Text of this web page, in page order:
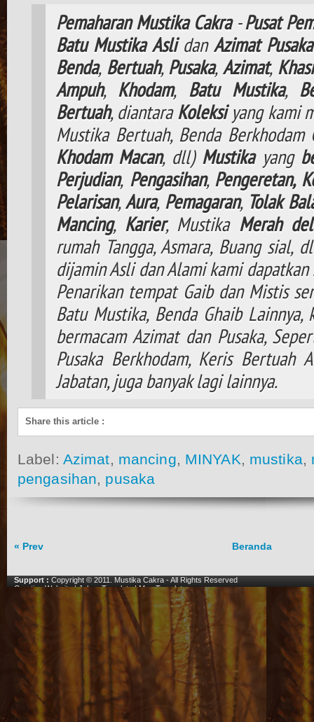
Pemaharan Mustika Cakra-Pusat
Batu Mustika AslidanAzimat Pusaka
Benda, Bertuah,Pusaka,Azimat,
Ampuh, Khodam, Batu Mustika,
Bertuah, diantaraKoleksiyang kami
Mustika Bertuah, Benda
Khodam Macan, dll) Mustikayang
Perjudian, Pengasihan, Pengeretan,
Pelarisan,Aura, Pemagaran, Tolak
Mancing, Karier, Mustika Merah
rumah Tangga, Asmara, Buang sial,
dijamin Asli dan Alami kami
Penarikan tempat Gaib dan Mistis
Batu Mustika, Benda Ghaib
bermacam Azimat dan Pusaka,
Pusaka Berkhodam, Keris Bertuah
Jabatan, juga banyak lagi lainnya.
Share this article :
Label: Azimat, mancing, MINYAK, mustika,
pengasihan, pusaka
« Prev Beranda
Support : Copyright © 2011. Mustika Cakra - All Rights Reserved
Creating Website|Johny Template|Mas Template